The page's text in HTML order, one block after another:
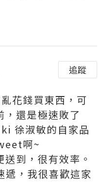
追蹤
花錢買東西，可
還是極速敗了
徐淑敏的自家品
啊~
到，很有效率。
遞，我很喜歡這家